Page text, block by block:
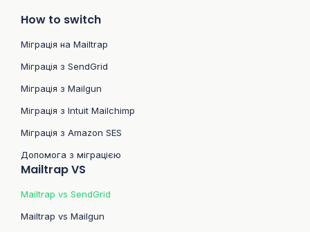
How to switch
Міграція на Mailtrap
Міграція з SendGrid
Міграція з Mailgun
Міграція з Intuit Mailchimp
Міграція з Amazon SES
Допомога з міграцією
Mailtrap VS
Mailtrap vs SendGrid
Mailtrap vs Mailgun